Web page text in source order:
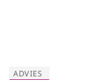
ADVIES